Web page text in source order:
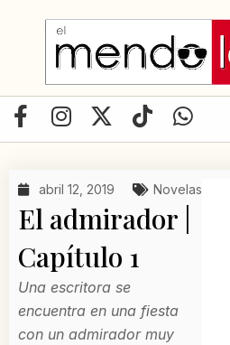
contenido
F
a
e
b
o
o
k
-
f
I
n
t
a
g
r
a
m
X
-
w
i
t
t
e
r
T
i
t
o
k
W
h
t
s
a
abril 12, 2019 Novelas
El admirador |
Capítulo 1
Una escritora se
encuentra en una fiesta
con un admirador muy